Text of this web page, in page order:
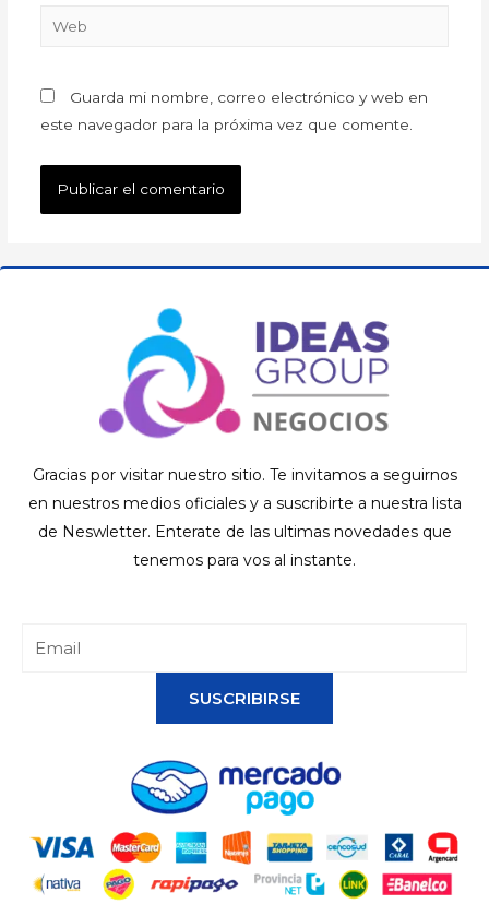
Guarda mi nombre, correo electrónico y web en
este navegador para la próxima vez que comente.
Gracias por visitar nuestro sitio. Te invitamos a seguirnos
en nuestros medios oficiales y a suscribirte a nuestra lista
de Neswletter. Enterate de las ultimas novedades que
tenemos para vos al instante.
SUSCRIBIRSE